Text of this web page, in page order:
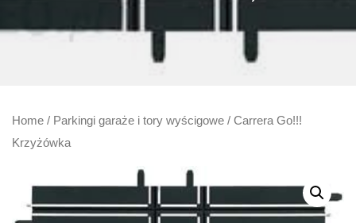
Home / Parkingi garaże i tory wyścigowe / Carrera Go!!!
Krzyżówka